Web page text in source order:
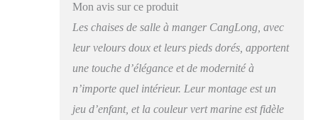
stabilité et une
durabilité élevées.
multifonctionnelle -
Les chaises à coussin
en velours peuvent être
manger, la cuisine, le
Mon avis sur ce produit
Les chaises de salle à manger CangLong, avec
leur velours doux et leurs pieds dorés, apportent
une touche d’élégance et de modernité à
n’importe quel intérieur. Leur montage est un
jeu d’enfant, et la couleur vert marine est fidèle